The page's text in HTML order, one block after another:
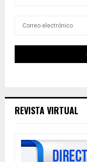
REVISTA VIRTUAL